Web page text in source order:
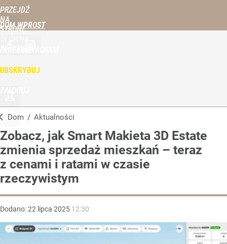
PRZEJDŹ
NA
STRONĘ
DOM WPROST
Dom / Aktualności
Zobacz, jak Smart Makieta 3D Estate
zmienia sprzedaż mieszkań – teraz
z cenami i ratami w czasie
rzeczywistym
Dodano:22 lipca 2025 12:30